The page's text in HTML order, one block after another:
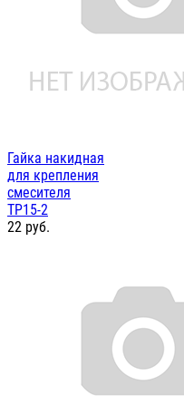
Гайка накидная
для крепления
смесителя
ТР15-2
22 руб.